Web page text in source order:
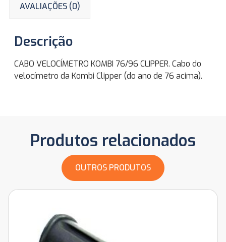
AVALIAÇÕES (0)
Descrição
CABO VELOCÍMETRO KOMBI 76/96 CLIPPER. Cabo do
velocímetro da Kombi Clipper (do ano de 76 acima).
Produtos relacionados
OUTROS PRODUTOS